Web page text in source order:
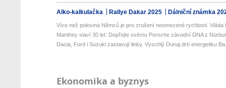
Alko-kalkulačka Rallye Dakar 2025 Dálniční známka
Více než polovina Němců je pro zrušení neomezené rychlosti. Vláda
Manthey slaví 30 let: Dopřejte svému Porsche závodní DNA z
Dacia, Ford i Suzuki zastavují linky. Vyschlý Dunaj drtí energetiku
Ekonomika a byznys